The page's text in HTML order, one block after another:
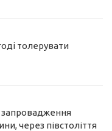
толерувати
через півстоліття